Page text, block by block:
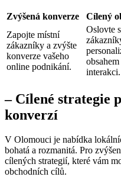
Zvýšená konverze Cílený
Zapojte místní
zákazníky a zvýšte
konverze vašeho
online podnikání.
Oslovte
interakci.
– Cílené strategie
konverzí
V Olomouci je nabídka
bohatá a rozmanitá. Pro
cílených strategií, které vám
obchodních cílů.